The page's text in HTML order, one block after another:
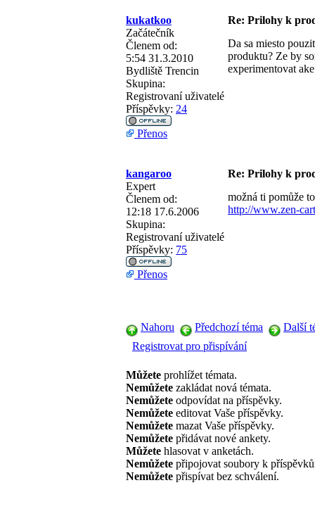
kukatkoo
Re: Prilohy k
Začátečník
Členem od:
5:54 31.3.2010
Bydliště Trencin
Skupina:
Registrovaní uživatelé
Příspěvky: 24
Da sa miesto
produktu? Ze by
experimentovat
Přenos
kangaroo
Re: Prilohy k
Expert
Členem od:
12:18 17.6.2006
Skupina:
Registrovaní uživatelé
Příspěvky: 75
možná ti pomůže
http://www.zen-
Přenos
Nahoru Předchozí téma
Další
Registrovat pro přispívání
Můžete prohlížet témata.
Nemůžete zakládat nová témata.
Nemůžete odpovídat na příspěvky.
Nemůžete editovat Vaše příspěvky.
Nemůžete mazat Vaše příspěvky.
Nemůžete přidávat nové ankety.
Můžete hlasovat v anketách.
Nemůžete připojovat soubory k
Nemůžete přispívat bez schválení.